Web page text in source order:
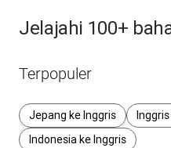
Jelajahi 100+
Terpopuler
Jepang ke Inggris
Indonesia ke Inggris